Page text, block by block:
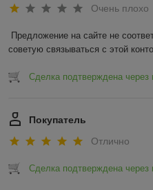
Очень плохо
Предложение на сайте не
советую связываться с этой
Сделка подтверждена через
Покупатель
Отлично
Сделка подтверждена через